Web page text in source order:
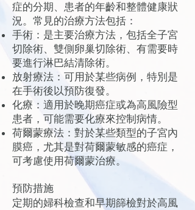
症的分期、患者的年齡和整體健康狀
況。常見的治療方法包括：
手術：是主要治療方法，包括全子宮
切除術、雙側卵巢切除術、有需要時
要進行淋巴結清除術。
放射療法：可用於某些病例，特別是
在手術後以預防復發。
化療：適用於晚期癌症或為高風險型
患者，可能需要化療來控制病情。
荷爾蒙療法：對於某些類型的子宮內
膜癌，尤其是對荷爾蒙敏感的癌症，
可考慮使用荷爾蒙治療。
預防措施
定期的婦科檢查和早期篩檢對於高風